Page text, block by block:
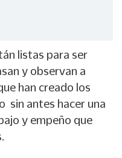
listas para ser
y observan a
han creado los
sin antes hacer una
y empeño que